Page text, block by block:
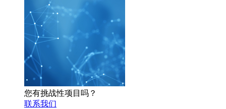
您有挑战性项目吗？
联系我们